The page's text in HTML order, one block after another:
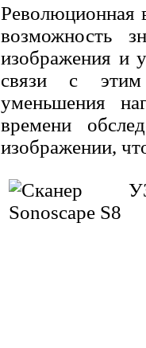
Революционная
возможность
изображения и
связи с
уменьшения
времени
изображении,